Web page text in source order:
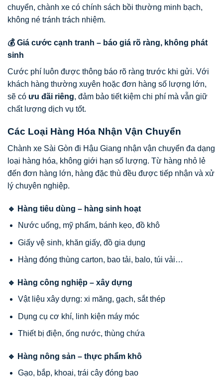
chuyển, chành xe có chính sách bồi thường minh bạch,
không né tránh trách nhiệm.
💰 Giá cước cạnh tranh – báo giá rõ ràng, không phát
sinh
Cước phí luôn được thông báo rõ ràng trước khi gửi. Với
khách hàng thường xuyên hoặc đơn hàng số lượng lớn,
sẽ có ưu đãi riêng, đảm bảo tiết kiệm chi phí mà vẫn giữ
chất lượng dịch vụ tốt.
Các Loại Hàng Hóa Nhận Vận Chuyển
Chành xe Sài Gòn đi Hậu Giang nhận vận chuyển đa dạng
loại hàng hóa, không giới hạn số lượng. Từ hàng nhỏ lẻ
đến đơn hàng lớn, hàng đặc thù đều được tiếp nhận và xử
lý chuyên nghiệp.
🔹 Hàng tiêu dùng – hàng sinh hoạt
Nước uống, mỹ phẩm, bánh kẹo, đồ khô
Giấy vệ sinh, khăn giấy, đồ gia dụng
Hàng đóng thùng carton, bao tải, balo, túi vải…
🔹 Hàng công nghiệp – xây dựng
Vật liệu xây dựng: xi măng, gạch, sắt thép
Dụng cụ cơ khí, linh kiện máy móc
Thiết bị điện, ống nước, thùng chứa
🔹 Hàng nông sản – thực phẩm khô
Gạo, bắp, khoai, trái cây đóng bao